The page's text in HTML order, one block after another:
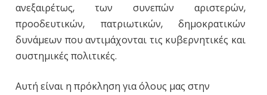
ανεξαιρέτως, των συνεπών αριστερών,
προοδευτικών, πατριωτικών, δημοκρατικών
δυνάμεων που αντιμάχονται τις κυβερνητικές και
συστημικές πολιτικές.
Αυτή είναι η πρόκληση για όλους μας στην